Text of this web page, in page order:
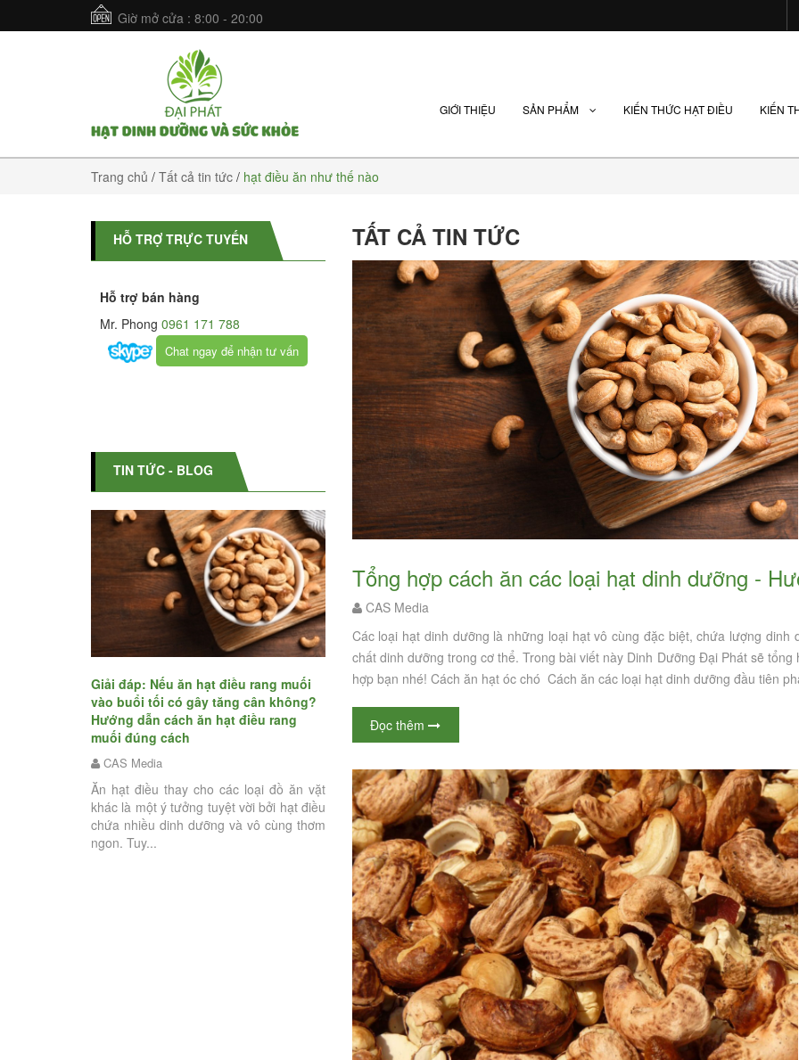
Giờ mở cửa : 8:00 - 20:00
GIỚI THIỆU SẢN PHẨM KIẾN THỨC HẠT ĐIỀU KIẾN
Trang chủ / Tất cả tin tức / hạt điều ăn như thế nào
HỖ TRỢ TRỰC TUYẾN
Hỗ trợ bán hàng
Mr. Phong 0961 171 788
Chat ngay để nhận tư vấn
TIN TỨC - BLOG
Giải đáp: Nếu ăn hạt điều rang muối
vào buổi tối có gây tăng cân không?
Hướng dẫn cách ăn hạt điều rang
muối đúng cách
CAS Media
Ăn hạt điều thay cho các loại đồ ăn vặt
khác là một ý tưởng tuyệt vời bởi hạt điều
chứa nhiều dinh dưỡng và vô cùng thơm
ngon. Tuy...
Ăn hạt điều rang muối vỏ lụa có sao
không? - Buổi tối ăn hạt điều rang
muối có béo không?
Hạt điều rang muối là một món ăn vặt
thơm ngon. Dễ dàng tìm mua và sử dụng
bởi tính tiện lợi của chúng. Tuy nhiên
chúng tôi nhận được...
Hạt điều không còn quá xa lạ với chúng
ta bởi hương vị thơm ngon và giá trị dinh
dưỡng mà chúng đem lại cho chúng ta là
vô cùng...
TẤT CẢ TIN TỨC
Tổng hợp cách ăn các loại hạt dinh dưỡng -
CAS Media
Các loại hạt dinh dưỡng là những loại hạt vô cùng đặc biệt, chứa lượng
chất dinh dưỡng trong cơ thể. Trong bài viết này Dinh Dưỡng Đại Phát sẽ
hợp bạn nhé! Cách ăn hạt óc chó Cách ăn các loại hạt dinh dưỡng đầu tiên
Đọc thêm